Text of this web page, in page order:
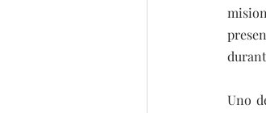
Uno